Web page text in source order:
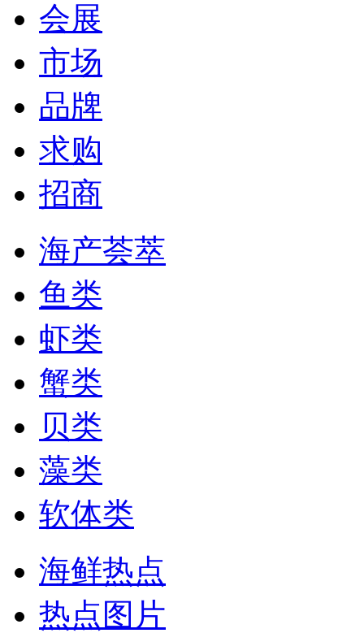
会展
市场
品牌
求购
招商
海产荟萃
鱼类
虾类
蟹类
贝类
藻类
软体类
海鲜热点
热点图片